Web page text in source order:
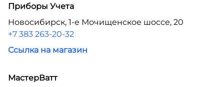
Приборы Учета
Новосибирск, 1-е Мочищенское шоссе, 20
+7 383 263-20-32
Ссылка на магазин
МастерВатт